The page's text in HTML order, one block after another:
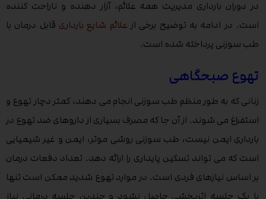
در دوران بارداری مدیریت همه علائم، آزار دهنده و ناراحت کننده
است. در ادامه به توضیح برخی از علائم شایع بارداری قابل درمان با
طب سوزنی پرداخته شده است.
تهوع صبحگاهی
زنانی که به طور منظم طب سوزنی انجام می دهند، کمتر دچار تهوع و
استفراغ می شوند. از آن جا که مصرف بسیاری از داروهای ضد تهوع در
بارداری ایمن نیست، طب سوزنی روشی موثر، ایمن و غیر شیمیایی
است که می تواند تسکین پایداری را ارائه دهد. تعداد دفعات درمان
بر اساس نیازهای فردی است. در موارد تهوع شدید ممکن است تنها
با یک جلسه اثربخشی حاصل نشود و چندین جلسه درمانی نیاز